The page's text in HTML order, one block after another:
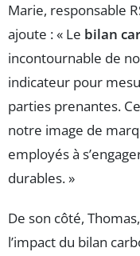
Marie, responsable
ajoute : « Le bilan
incontournable de
indicateur pour
parties prenantes.
notre image de
employés à
durables. »
De son côté,
l’impact du bilan